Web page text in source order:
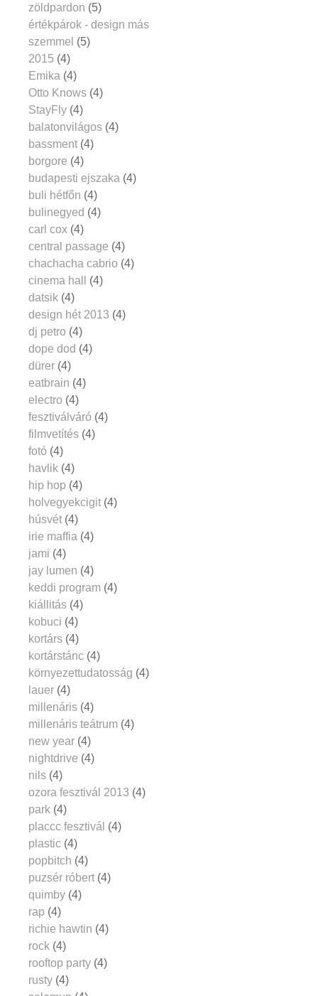
zöldpardon (5)
értékpárok - design más
szemmel (5)
2015 (4)
Emika (4)
Otto Knows (4)
StayFly (4)
balatonvilágos (4)
bassment (4)
borgore (4)
budapesti ejszaka (4)
buli hétfőn (4)
bulinegyed (4)
carl cox (4)
central passage (4)
chachacha cabrio (4)
cinema hall
(4)
datsik (4)
design hét 2013 (4)
dj petro (4)
dope dod (4)
dürer (4)
eatbrain (4)
electro (4)
fesztiválváró (4)
filmvetítés (4)
fotó (4)
havlik (4)
hip hop (4)
holvegyekcigit (4)
húsvét (4)
irie maffia (4)
jami (4)
jay lumen (4)
keddi program (4)
kiállitás (4)
kobuci (4)
kortárs (4)
kortárstánc (4)
környezettudatosság (4)
lauer (4)
millenáris (4)
millenáris teátrum (4)
new year (4)
nightdrive (4)
nils (4)
ozora fesztivál 2013 (4)
park (4)
placcc fesztivál (4)
plastic (4)
popbitch (4)
puzsér róbert (4)
quimby (4)
rap (4)
richie hawtin (4)
rock (4)
rooftop party (4)
rusty (4)